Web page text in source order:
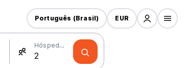
Hóspedes
Português (Brasil) EUR